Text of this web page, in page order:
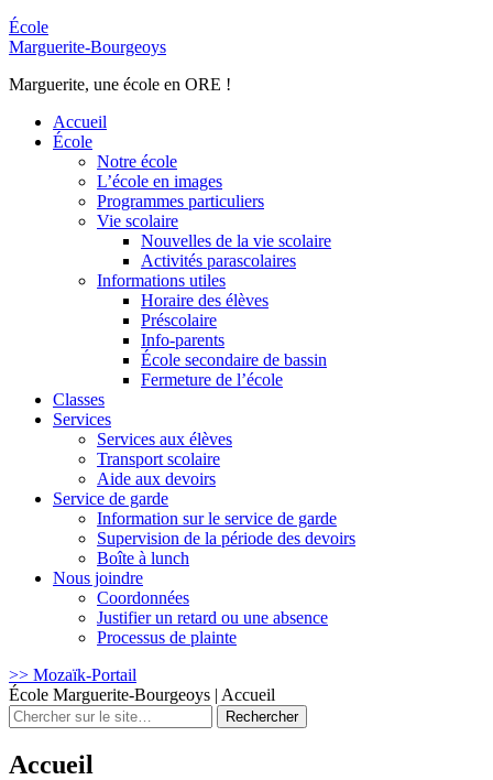
École
Marguerite-Bourgeoys
Marguerite, une école en ORE !
Accueil
École
Notre école
L’école en images
Programmes particuliers
Vie scolaire
Nouvelles de la vie scolaire
Activités parascolaires
Informations utiles
Horaire des élèves
Préscolaire
Info-parents
École secondaire de bassin
Fermeture de l’école
Classes
Services
Services aux élèves
Transport scolaire
Aide aux devoirs
Service de garde
Information sur le service de garde
Supervision de la période des devoirs
Boîte à lunch
Nous joindre
Coordonnées
Justifier un retard ou une absence
Processus de plainte
>> Mozaïk-Portail
École Marguerite-Bourgeoys | Accueil
Rechercher
:
Accueil